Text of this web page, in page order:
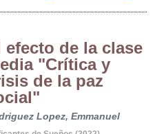
efecto de la clase
"Crítica y
de la paz
Lopez, Emmanuel